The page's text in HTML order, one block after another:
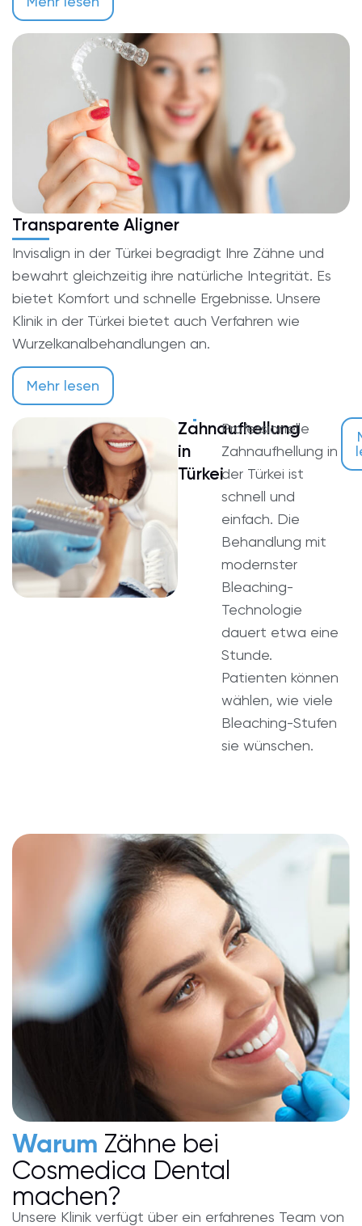
Transparente Aligner
Invisalign in der Türkei begradigt Ihre Zähne und
bewahrt gleichzeitig ihre natürliche Integrität. Es
bietet Komfort und schnelle Ergebnisse. Unsere
Klinik in der Türkei bietet auch Verfahren wie
Wurzelkanalbehandlungen an.
Mehr lesen
Zahnaufhellung
in
Türkei
Professionelle
Zahnaufhellung in
der Türkei ist
schnell und
einfach. Die
Behandlung mit
modernster
Bleaching-
Technologie
dauert etwa eine
Stunde.
Patienten können
wählen, wie viele
Bleaching-Stufen
sie wünschen.
Warum Zähne bei
Cosmedica Dental
machen?
Unsere Klinik verfügt über ein erfahrenes Team von